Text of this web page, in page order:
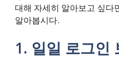
대해 자세히 알아보고 싶다
알아봅시다.
1. 일일 로그인